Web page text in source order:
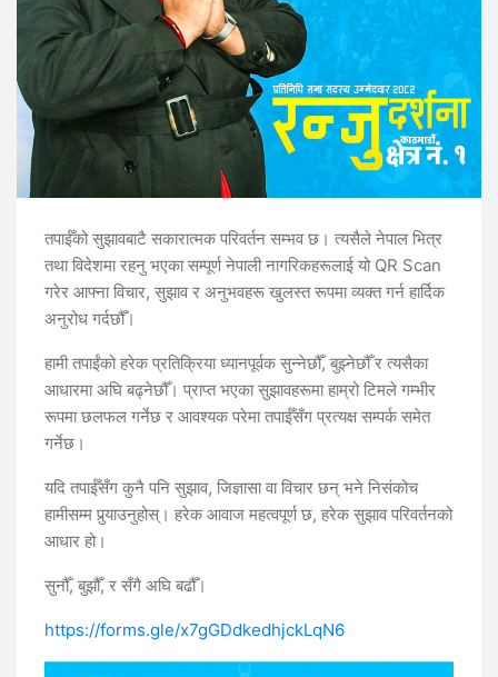
तपाईँको सुझावबाटै सकारात्मक परिवर्तन सम्भव छ। त्यसैले नेपाल भित्र
तथा विदेशमा रहनु भएका सम्पूर्ण नेपाली नागरिकहरूलाई यो QR Scan
गरेर आफ्ना विचार, सुझाव र अनुभवहरू खुलस्त रूपमा व्यक्त गर्न हार्दिक
अनुरोध गर्दछौँ।
हामी तपाईंको हरेक प्रतिक्रिया ध्यानपूर्वक सुन्‍नेछौँ, बुझ्‍नेछौँ र त्यसैका
आधारमा अघि बढ्नेछौँ। प्राप्त भएका सुझावहरूमा हाम्रो टिमले गम्भीर
रूपमा छलफल गर्नेछ र आवश्यक परेमा तपाईँसँग प्रत्यक्ष सम्पर्क समेत
गर्नेछ।
यदि तपाईँसँग कुनै पनि सुझाव, जिज्ञासा वा विचार छन् भने निसंकोच
हामीसम्म पुर्‍याउनुहोस्। हरेक आवाज महत्वपूर्ण छ, हरेक सुझाव परिवर्तनको
आधार हो।
सुनौँ, बुझौँ, र सँगै अघि बढौँ।
https://forms.gle/x7gGDdkedhjckLqN6